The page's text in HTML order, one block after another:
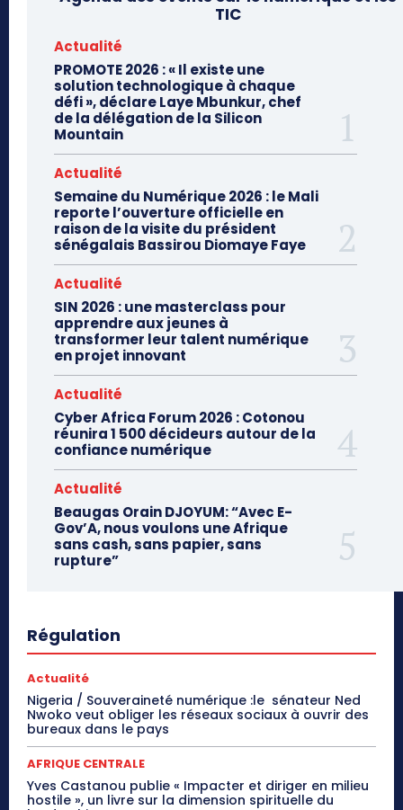
TIC
Actualité
PROMOTE 2026 : « Il existe une
solution technologique à chaque
défi », déclare Laye Mbunkur, chef
de la délégation de la Silicon
Mountain
Actualité
Semaine du Numérique 2026 : le Mali
reporte l’ouverture officielle en
raison de la visite du président
sénégalais Bassirou Diomaye Faye
Actualité
SIN 2026 : une masterclass pour
apprendre aux jeunes à
transformer leur talent numérique
en projet innovant
Actualité
Cyber Africa Forum 2026 : Cotonou
réunira 1 500 décideurs autour de la
confiance numérique
Actualité
Beaugas Orain DJOYUM: “Avec E-
Gov’A, nous voulons une Afrique
sans cash, sans papier, sans
rupture”
Régulation
Actualité
Nigeria / Souveraineté numérique :le sénateur Ned
Nwoko veut obliger les réseaux sociaux à ouvrir des
bureaux dans le pays
AFRIQUE CENTRALE
Yves Castanou publie « Impacter et diriger en milieu
hostile », un livre sur la dimension spirituelle du